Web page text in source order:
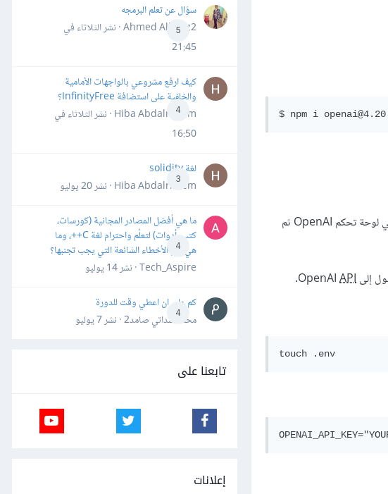
والوصول إلى قسم مفاتيح واجهة برمجة التطبيقات في لوحة تحكم OpenAI ثم
API
.
5
سؤال عن تعلم البرمجه
Ahmed Alhafiz2 · نشر
الثلاثاء في
21:45
4
كيف ارفع مشروعي بالواجهات الأمامية
والخلفية على استضافة InfinityFree؟
Hiba Abdalrheem · نشر
الثلاثاء في
16:50
3
لغة solidity
Hiba Abdalrheem · نشر
20 يوليو
4
ما هي أفضل المصادر المجانية (كورسات،
كتب، أدوات) لتعلّم واحترام لغة C++، وما
هي أهم الأخطاء الشائعة التي يجب تجنبها؟
Tech_Aspire · نشر
14 يوليو
4
كم علي ان اعطي وقت للدورة
محمد سداتي صامد2 · نشر
7 يوليو
تابعنا على
إعلانات